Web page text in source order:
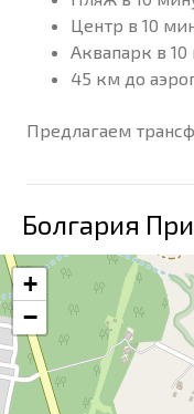
Центр в 10
Аквапарк в 10
45 км до
Предлагаем
Болгария
+
−